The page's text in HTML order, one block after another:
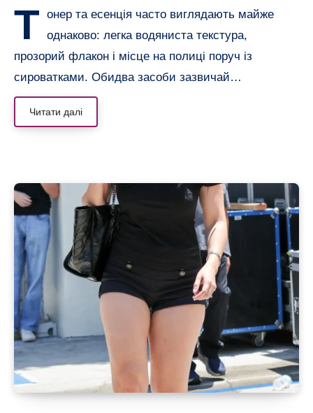
Т онер та есенція часто виглядають майже
однаково: легка водяниста текстура,
прозорий флакон і місце на полиці поруч із
сироватками. Обидва засоби зазвичай…
Читати далі